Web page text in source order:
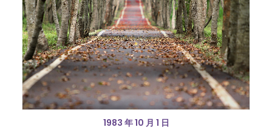
1983 年 10 月 1 日